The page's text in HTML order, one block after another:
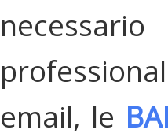
email, le